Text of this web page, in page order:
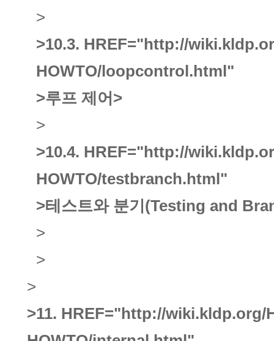
>
>10.3. HREF="http://
HOWTO/loopcontrol.html"
>루프 제어 >
>
>10.4. HREF="http://
HOWTO/testbranch.html"
>테스트와 분기(Testing and
>
>
>
>11. HREF="http://wiki.kldp.org/